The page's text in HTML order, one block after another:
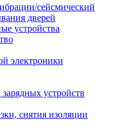
сейсмический
дверей
устройства
электроники
устройств
снятия изоляции